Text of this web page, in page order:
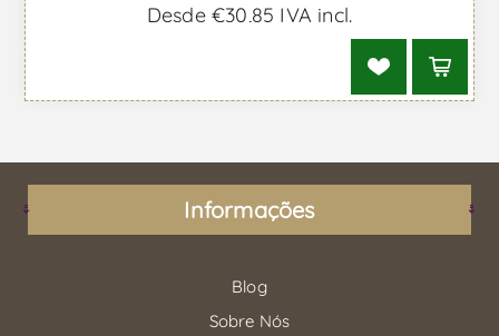
Desde €30,85 IVA incl.
Informações
Blog
Sobre Nós